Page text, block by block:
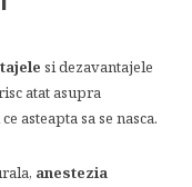
si dezavantajele
atat asupra
asteapta sa se nasca.
anestezia